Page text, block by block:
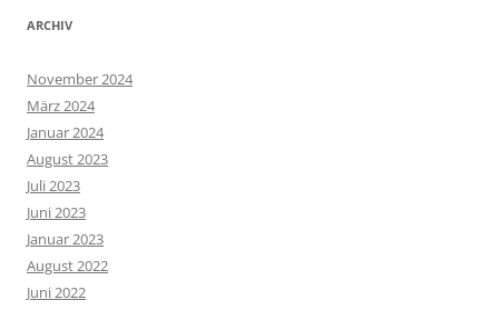
ARCHIV
November 2024
März 2024
Januar 2024
August 2023
Juli 2023
Juni 2023
Januar 2023
August 2022
Juni 2022